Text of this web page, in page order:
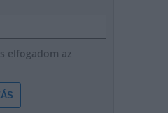
elfogadom az